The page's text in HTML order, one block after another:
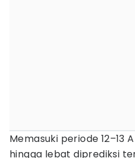
Memasuki periode 12–13
hingga lebat diprediksi